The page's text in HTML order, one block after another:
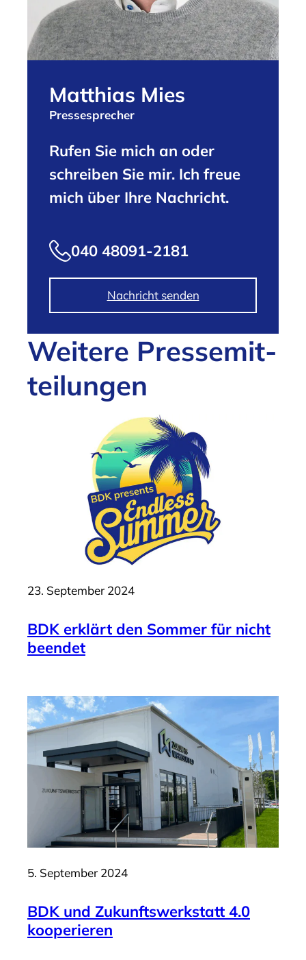
Matthias Mies
Pressesprecher
Rufen Sie mich an oder
schreiben Sie mir. Ich freue
mich über Ihre Nachricht.
040 48091-2181
Nachricht senden
Weitere Presse­mit­
teilungen
23. September 2024
BDK erklärt den Sommer für nicht
beendet
5. September 2024
BDK und Zukunftswerkstatt 4.0
kooperieren